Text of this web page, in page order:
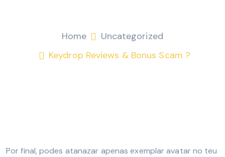
Home
Uncategorized
Keydrop Reviews & Bonus Scam ?
Por final, podes atanazar apenas exemplar avatar no teu